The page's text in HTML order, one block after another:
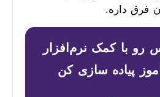
فرق داره.
رو با کمک نرم‌افزار
پیاده سازی کن